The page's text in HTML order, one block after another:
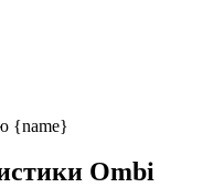
Ombi